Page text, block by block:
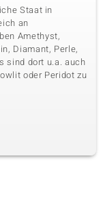
Staat in
an
Amethyst,
Diamant, Perle,
sind dort u.a. auch
oder Peridot zu